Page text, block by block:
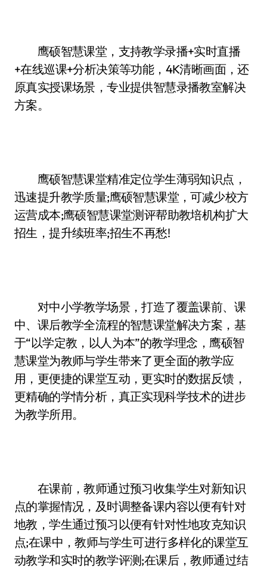
鹰硕智慧课堂，支持教学录播+实时直播
+在线巡课+分析决策等功能，4K清晰画面，还
原真实授课场景，专业提供智慧录播教室解决
方案。
鹰硕智慧课堂精准定位学生薄弱知识点，
迅速提升教学质量;鹰硕智慧课堂，可减少校方
运营成本;鹰硕智慧课堂测评帮助教培机构扩大
招生，提升续班率;招生不再愁!
对中小学教学场景，打造了覆盖课前、课
中、课后教学全流程的智慧课堂解决方案，基
于“以学定教，以人为本”的教学理念，鹰硕智
慧课堂为教师与学生带来了更全面的教学应
用，更便捷的课堂互动，更实时的数据反馈，
更精确的学情分析，真正实现科学技术的进步
为教学所用。
在课前，教师通过预习收集学生对新知识
点的掌握情况，及时调整备课内容以便有针对
地教，学生通过预习以便有针对性地攻克知识
点;在课中，教师与学生可进行多样化的课堂互
动教学和实时的教学评测;在课后，教师通过结